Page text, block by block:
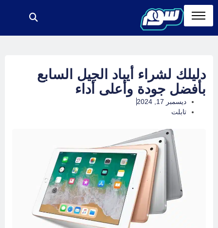
دليلك لشراء أيباد الجيل السابع
بأفضل جودة وأعلى أداء
ديسمبر 17, 2024
تابلت